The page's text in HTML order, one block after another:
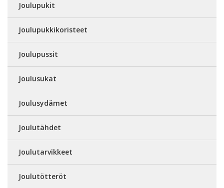
Joulupukit
Joulupukkikoristeet
Joulupussit
Joulusukat
Joulusydämet
Joulutähdet
Joulutarvikkeet
Joulutötteröt